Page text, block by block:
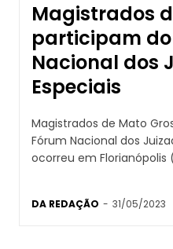
Magistrados
participam do
Nacional dos
Especiais
Magistrados de Mato
Fórum Nacional dos
ocorreu em Florianópolis
DA REDAÇÃO - 31/05/2023